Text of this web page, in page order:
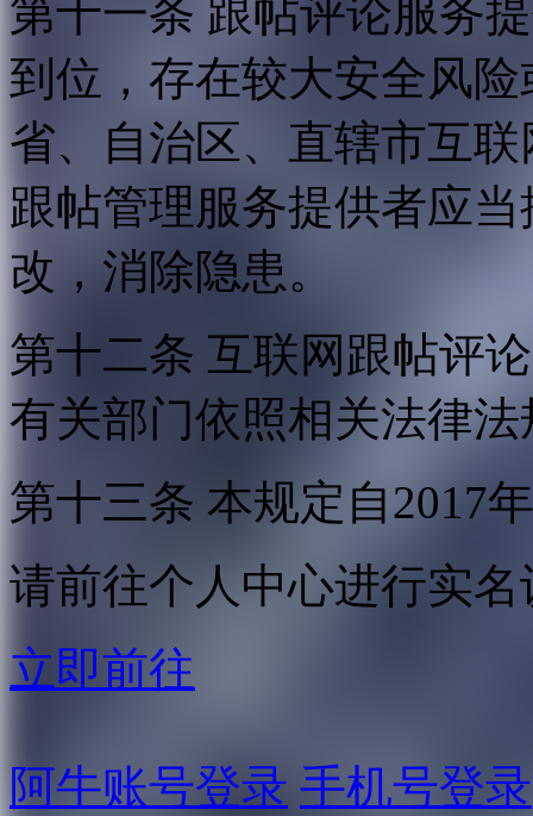
第十一条 跟帖评论服务
到位，存在较大安全风
省、自治区、直辖市互
跟帖管理服务提供者应
改，消除隐患。
第十二条 互联网跟帖评
有关部门依照相关法律
第十三条 本规定自2017
请前往个人中心进行实名
立即前往
阿牛账号登录 手机号登录